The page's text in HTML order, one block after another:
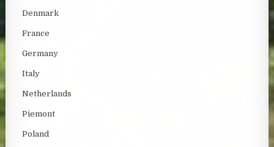
Denmark
France
Germany
Italy
Netherlands
Piemont
Poland